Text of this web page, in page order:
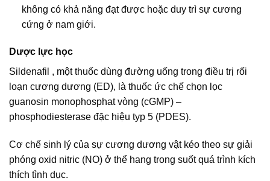
không có khả năng đạt được hoặc duy trì sự cương
cứng ở nam giới.
Dược lực học
Sildenafil , một thuốc dùng đường uống trong điều trị rối
loạn cương dương (ED), là thuốc ức chế chọn lọc
guanosin monophosphat vòng (cGMP) –
phosphodiesterase đặc hiệu typ 5 (PDES).
Cơ chế sinh lý của sự cương dương vật kéo theo sự giải
phóng oxid nitric (NO) ở thể hang trong suốt quá trình kích
thích tình dục.